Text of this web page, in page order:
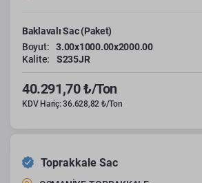
Baklavalı Sac (Paket)
Boyut:
3.00x1000.00x2000.00
Kalite:
S235JR
40.291,70 ₺/Ton
KDV Hariç: 36.628,82 ₺/Ton
Toprakkale Sac